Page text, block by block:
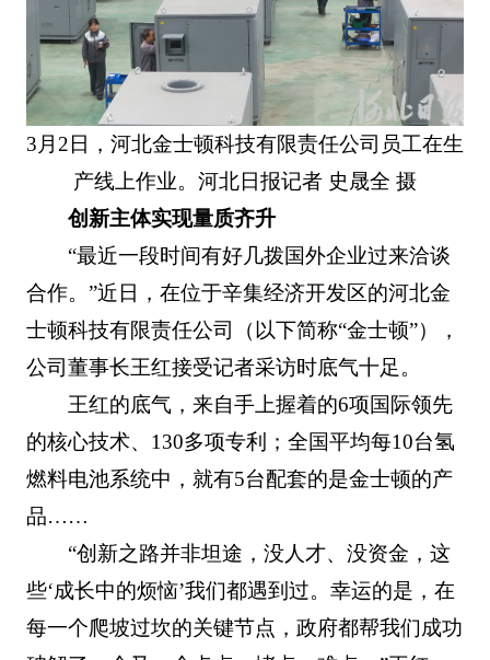
3月2日，河北金士顿科技有限责任公司员工在生
产线上作业。河北日报记者 史晟全 摄
创新主体实现量质齐升
“最近一段时间有好几拨国外企业过来洽谈
合作。”近日，在位于辛集经济开发区的河北金
士顿科技有限责任公司（以下简称“金士顿”），
公司董事长王红接受记者采访时底气十足。
王红的底气，来自手上握着的6项国际领先
的核心技术、130多项专利；全国平均每10台氢
燃料电池系统中，就有5台配套的是金士顿的产
品……
“创新之路并非坦途，没人才、没资金，这
些‘成长中的烦恼’我们都遇到过。幸运的是，在
每一个爬坡过坎的关键节点，政府都帮我们成功